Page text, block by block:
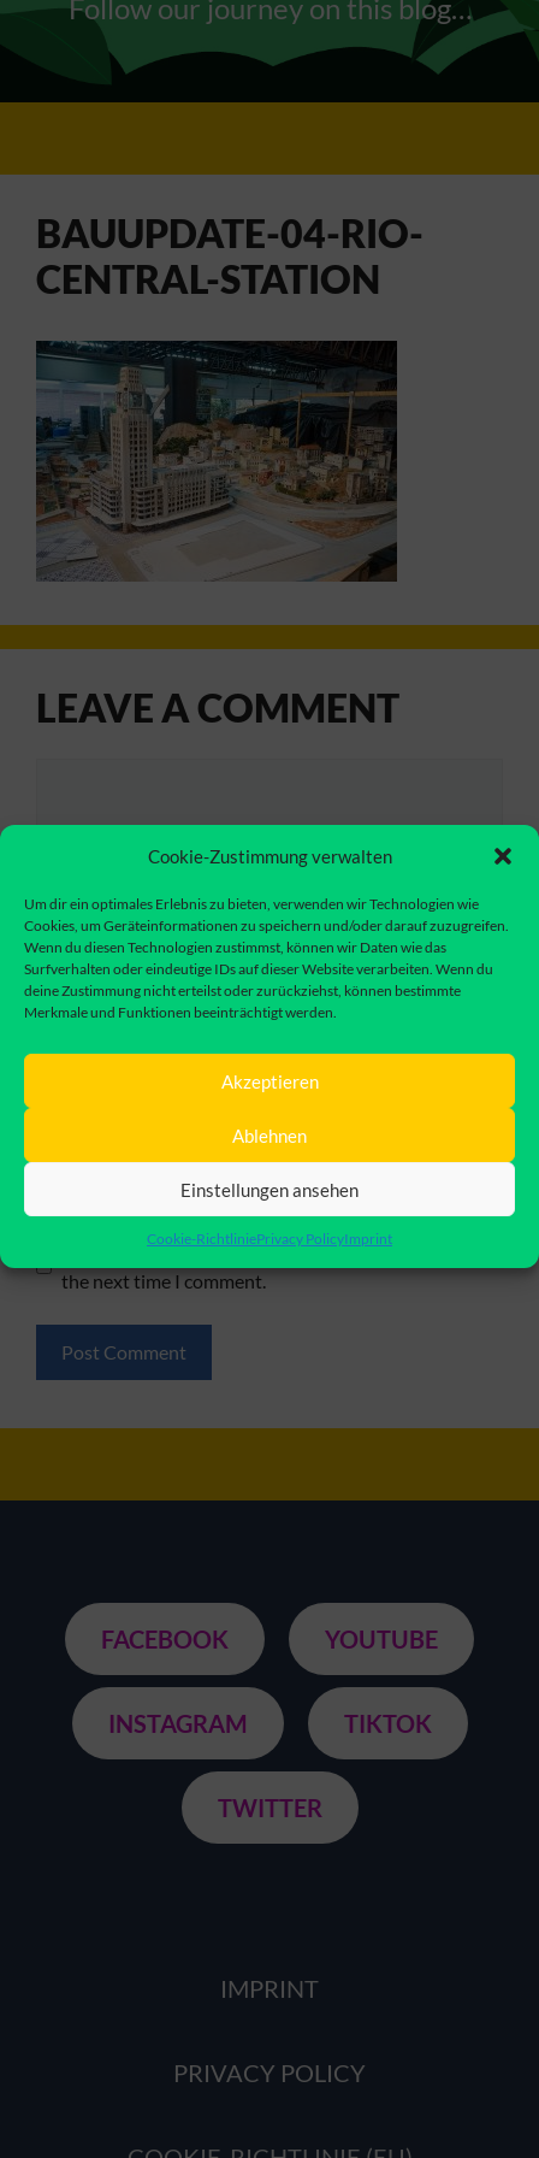
Cookie-Zustimmung verwalten
Um dir ein optimales Erlebnis zu bieten, verwenden wir Technologien wie
Cookies, um Geräteinformationen zu speichern und/oder darauf zuzugreifen.
Wenn du diesen Technologien zustimmst, können wir Daten wie das
Surfverhalten oder eindeutige IDs auf dieser Website verarbeiten. Wenn du
deine Zustimmung nicht erteilst oder zurückziehst, können bestimmte
Merkmale und Funktionen beeinträchtigt werden.
Akzeptieren
Ablehnen
Einstellungen ansehen
Cookie-RichtliniePrivacy PolicyImprint
Follow our journey on this blog…
BAUUPDATE-04-RIO-
CENTRAL-STATION
LEAVE A COMMENT
Name
Save my name, email, and website in this browser for
the next time I comment.
FACEBOOK YOUTUBE
INSTAGRAM TIKTOK
TWITTER
IMPRINT
PRIVACY POLICY